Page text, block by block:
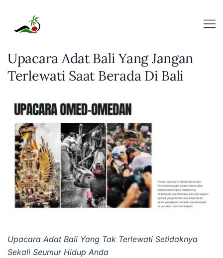
content
Upacara Adat Bali Yang Jangan
Terlewati Saat Berada Di Bali
Upacara Adat Bali Yang Tak Terlewati Setidaknya
Sekali Seumur Hidup Anda